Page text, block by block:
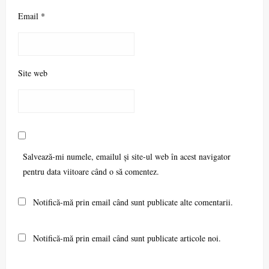
Email *
Site web
Salvează-mi numele, emailul și site-ul web în acest navigator
pentru data viitoare când o să comentez.
Notifică-mă prin email când sunt publicate alte comentarii.
Notifică-mă prin email când sunt publicate articole noi.